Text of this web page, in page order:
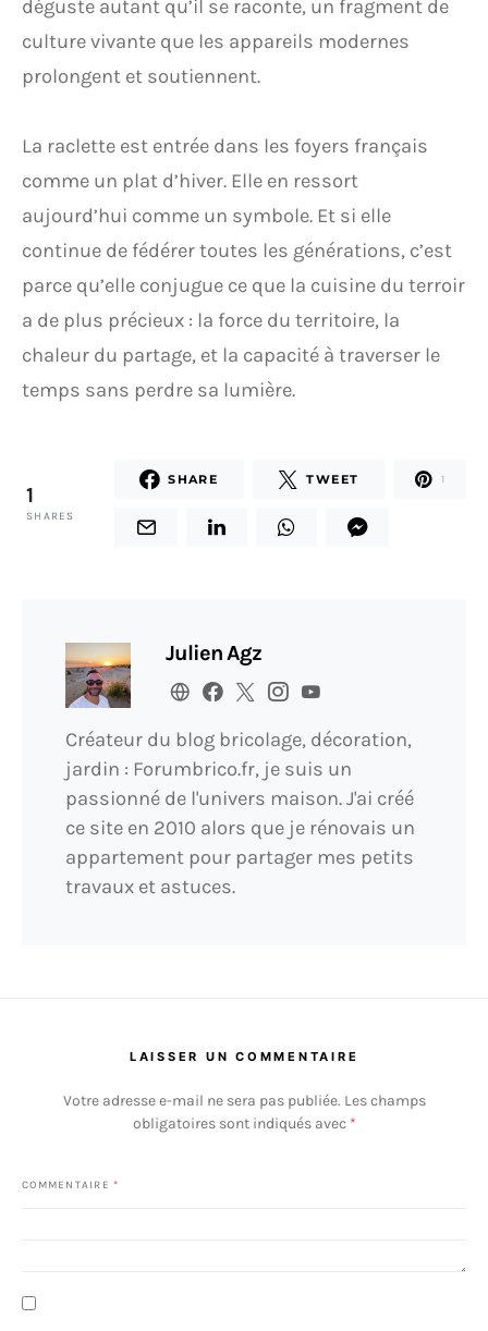
déguste autant qu’il se raconte, un fragment de
culture vivante que les appareils modernes
prolongent et soutiennent.
La raclette est entrée dans les foyers français
comme un plat d’hiver. Elle en ressort
aujourd’hui comme un symbole. Et si elle
continue de fédérer toutes les générations, c’est
parce qu’elle conjugue ce que la cuisine du terroir
a de plus précieux : la force du territoire, la
chaleur du partage, et la capacité à traverser le
temps sans perdre sa lumière.
1
SHARES
SHARE TWEET 1
Julien Agz
Créateur du blog bricolage, décoration,
jardin : Forumbrico.fr, je suis un
passionné de l'univers maison. J'ai créé
ce site en 2010 alors que je rénovais un
appartement pour partager mes petits
travaux et astuces.
LAISSER UN COMMENTAIRE
Votre adresse e-mail ne sera pas publiée. Les champs
obligatoires sont indiqués avec *
COMMENTAIRE *